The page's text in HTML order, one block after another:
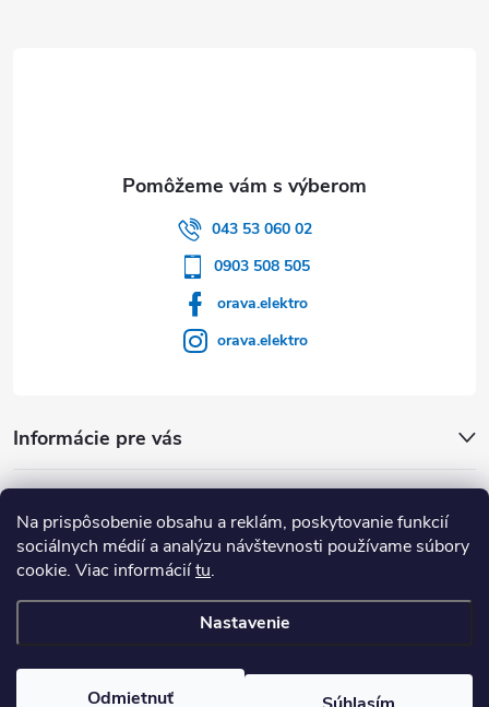
Na prispôsobenie obsahu a reklám, poskytovanie funkcií
sociálnych médií a analýzu návštevnosti používame súbory
cookie. Viac informáciítu.
Nastavenie
Odmietnuť
043 53 060 02
0903 508 505
orava.elektro
orava.elektro
Informácie pre vás
nastavenie cookies